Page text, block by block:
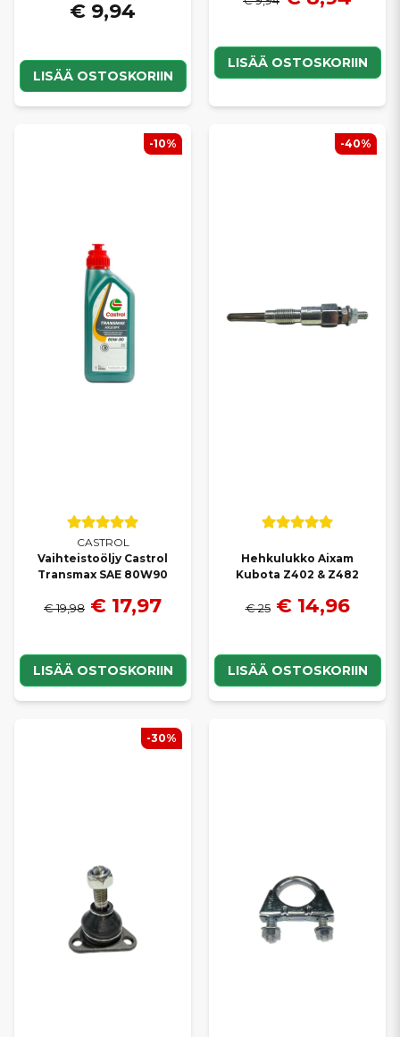
€ 9,94
LISÄÄ OSTOSKORIIN
LISÄÄ OSTOSKORIIN
CASTROL
Vaihteistoöljy Castrol
Transmax SAE 80W90
€ 19,98 € 17,97
LISÄÄ OSTOSKORIIN
-10%
Hehkulukko Aixam
Kubota Z402 & Z482
€ 25 € 14,96
LISÄÄ OSTOSKORIIN
-40%
-30%